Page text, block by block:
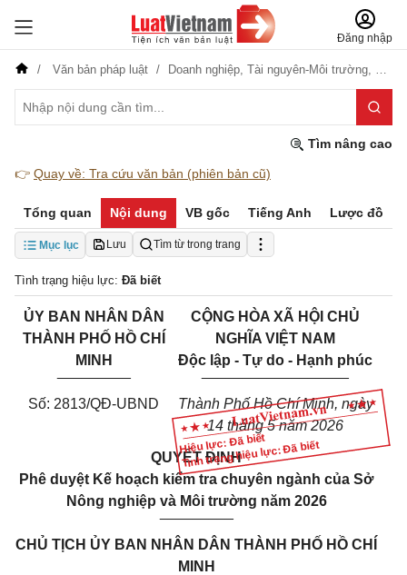
Đăng nhập
Văn bản pháp luật Doanh nghiệp, Tài nguyên-Môi trường, Nông
Tìm nâng cao
👉 Quay về: Tra cứu văn bản (phiên bản cũ)
Tổng quan Nội dung VB gốc Tiếng Anh Lược đồ
Mục lục Lưu Tìm từ trong trang
Tình trạng hiệu lực: Đã biết
Hiệu lực: Đã biết
Tình trạng hiệu lực: Đã biết
ỦY BAN NHÂN DÂN
THÀNH PHỐ HỒ CHÍ
MINH
Số: 2813/QĐ-UBND
CỘNG HÒA XÃ HỘI CHỦ
NGHĨA VIỆT NAM
Độc lập - Tự do - Hạnh phúc
__________________
Thành Phố Hồ Chí Minh, ngày
14 tháng 5 năm 2026
QUYẾT ĐỊNH
Phê duyệt Kế hoạch kiểm tra chuyên ngành của Sở
Nông nghiệp và Môi trường năm 2026
CHỦ TỊCH ỦY BAN NHÂN DÂN THÀNH PHỐ HỒ CHÍ
MINH